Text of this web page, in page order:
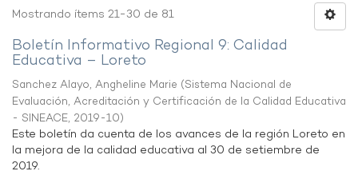
Mostrando ítems 21-30 de 81
Boletín Informativo Regional 9: Calidad
Educativa – Loreto
Sanchez Alayo, Angheline Marie (Sistema Nacional de
Evaluación, Acreditación y Certificación de la Calidad Educativa
- SINEACE, 2019-10)
Este boletín da cuenta de los avances de la región Loreto en
la mejora de la calidad educativa al 30 de setiembre de
2019.